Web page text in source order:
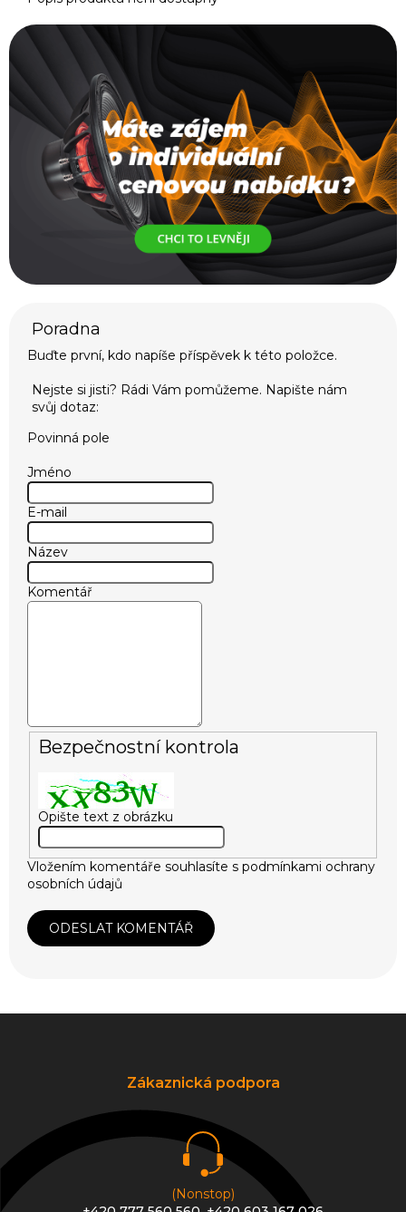
Buďte první, kdo napíše příspěvek k této položce.
Povinná pole
Jméno
E-mail
Název
Komentář
Bezpečnostní kontrola
Opište text z obrázku
Vložením komentáře souhlasíte s podmínkami ochrany
osobních údajů
ODESLAT KOMENTÁŘ
Zákaznická podpora
(Nonstop)